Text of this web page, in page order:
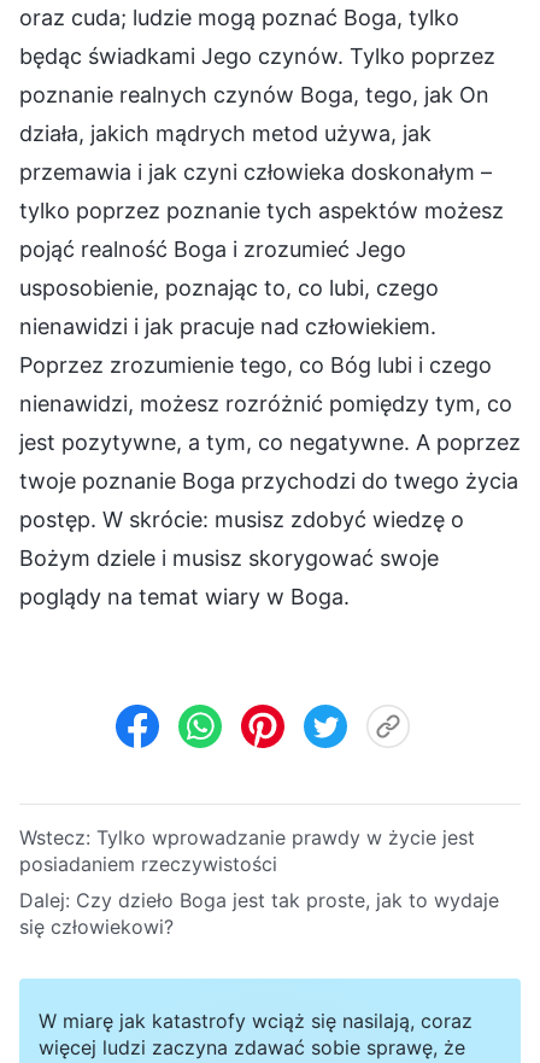
oraz cuda; ludzie mogą poznać Boga, tylko
będąc świadkami Jego czynów. Tylko poprzez
poznanie realnych czynów Boga, tego, jak On
działa, jakich mądrych metod używa, jak
przemawia i jak czyni człowieka doskonałym –
tylko poprzez poznanie tych aspektów możesz
pojąć realność Boga i zrozumieć Jego
usposobienie, poznając to, co lubi, czego
nienawidzi i jak pracuje nad człowiekiem.
Poprzez zrozumienie tego, co Bóg lubi i czego
nienawidzi, możesz rozróżnić pomiędzy tym, co
jest pozytywne, a tym, co negatywne. A poprzez
twoje poznanie Boga przychodzi do twego życia
postęp. W skrócie: musisz zdobyć wiedzę o
Bożym dziele i musisz skorygować swoje
poglądy na temat wiary w Boga.
Wstecz: Tylko wprowadzanie prawdy w życie jest
posiadaniem rzeczywistości
Dalej: Czy dzieło Boga jest tak proste, jak to wydaje
się człowiekowi?
W miarę jak katastrofy wciąż się nasilają, coraz
więcej ludzi zaczyna zdawać sobie sprawę, że